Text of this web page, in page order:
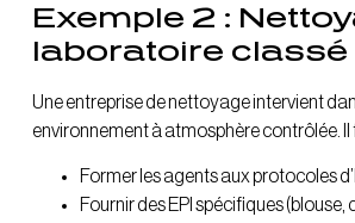
Exemple 2 :
laboratoire classé
Une entreprise de nettoyage intervient
environnement à atmosphère contrôlée. Il
Former les agents aux protocoles
Fournir des EPI spécifiques